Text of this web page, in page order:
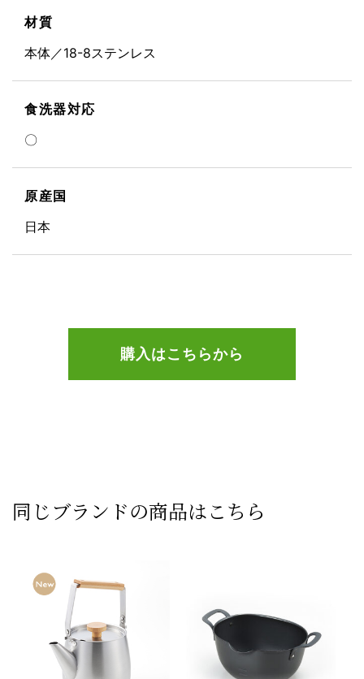
材質
本体／18-8ステンレス
食洗器対応
〇
原産国
日本
購入はこちらから
同じブランドの商品はこちら